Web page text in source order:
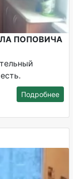
ПОПОВИЧА
Подробнее